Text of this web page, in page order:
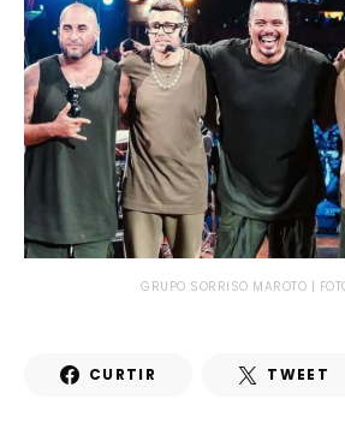
GRUPO SORRISO MAROTO |
CURTIR TWEET